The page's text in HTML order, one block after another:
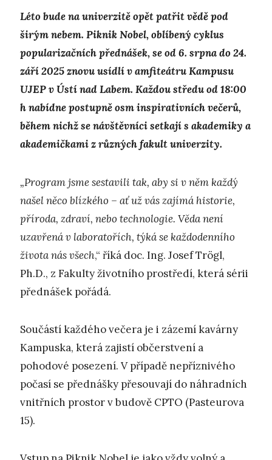
Léto bude na univerzitě opět patřit vědě pod
širým nebem. Piknik Nobel, oblíbený cyklus
popularizačních přednášek, se od 6. srpna do 24.
září 2025 znovu usídlí v amfiteátru Kampusu
UJEP v Ústí nad Labem. Každou středu od 18:00
h nabídne postupně osm inspirativních večerů,
během nichž se návštěvníci setkají s akademiky a
akademičkami z různých fakult univerzity.
„Program jsme sestavili tak, aby si v něm každý
našel něco blízkého – ať už vás zajímá historie,
příroda, zdraví, nebo technologie. Věda není
uzavřená v laboratořích, týká se každodenního
života nás všech,“ říká doc. Ing. Josef Trögl,
Ph.D., z Fakulty životního prostředí, která sérii
přednášek pořádá.
Součástí každého večera je i zázemí kavárny
Kampuska, která zajistí občerstvení a
pohodové posezení. V případě nepříznivého
počasí se přednášky přesouvají do náhradních
vnitřních prostor v budově CPTO (Pasteurova
15).